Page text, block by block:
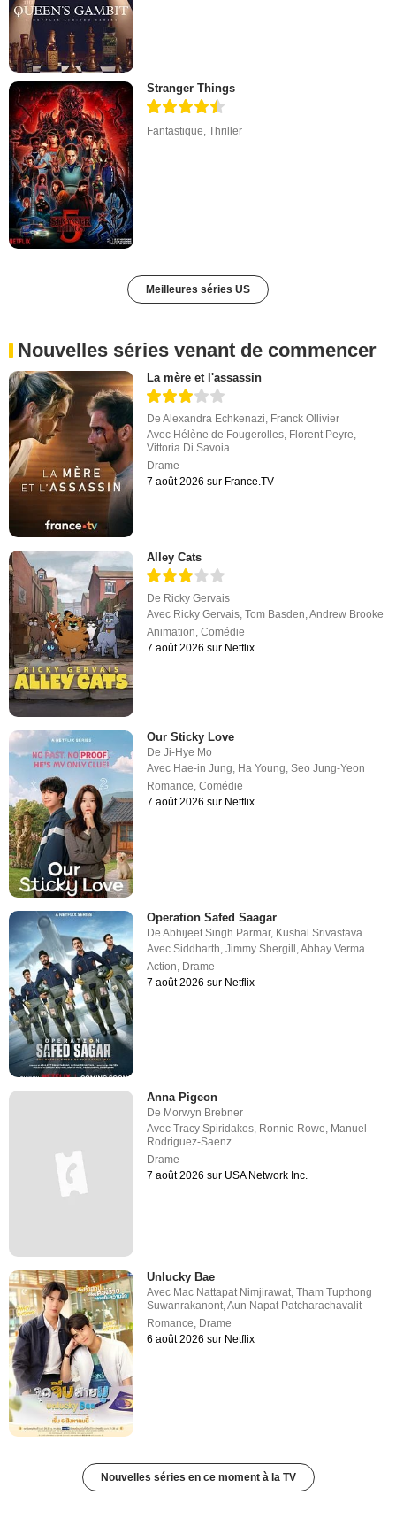
Stranger Things
Fantastique,Thriller
Meilleures séries US
Nouvelles séries venant de commencer
La mère et l'assassin
DeAlexandra Echkenazi Franck Ollivier
Avec Hélène de Fougerolles Florent Peyre
Vittoria Di Savoia
Drame
7 août 2026 sur France.TV
Alley Cats
De Ricky Gervais
Avec Ricky Gervais,Tom Basden,Andrew Brooke
Animation,Comédie
7 août 2026 sur Netflix
Our Sticky Love
DeJi-Hye Mo
Avec Hae-in Jung, Ha Young,Seo Jung-Yeon
Romance,Comédie
7 août 2026 sur Netflix
Operation Safed Saagar
DeAbhijeet Singh Parmar, Kushal Srivastava
AvecSiddharth ,Jimmy Shergill ,Abhay Verma
Action Drame
7 août 2026 sur Netflix
Anna Pigeon
De Morwyn Brebner
AvecTracy Spiridakos, Ronnie Rowe, Manuel
Rodriguez-Saenz
Drame
7 août 2026 sur USA Network Inc.
Unlucky Bae
Avec Mac Nattapat Nimjirawat,Tham Tupthong
Suwanrakanont,Aun Napat Patcharachavalit
Romance, Drame
6 août 2026 sur Netflix
Nouvelles séries en ce moment à la TV